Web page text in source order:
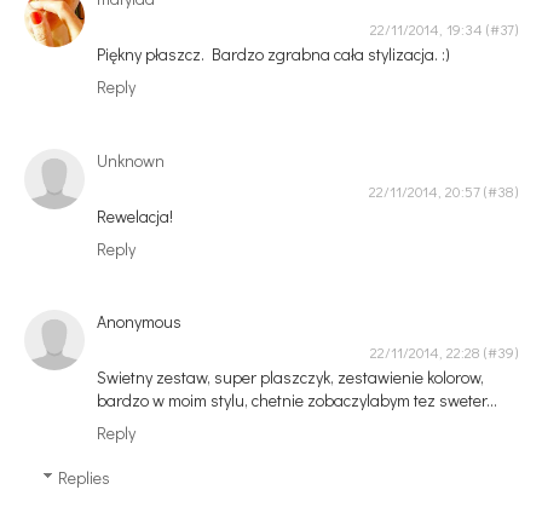
22/11/2014, 19:34
Piękny płaszcz. Bardzo zgrabna cała stylizacja. :)
Reply
Unknown
22/11/2014, 20:57
Rewelacja!
Reply
Anonymous
22/11/2014, 22:28
Swietny zestaw, super plaszczyk, zestawienie kolorow,
bardzo w moim stylu, chetnie zobaczylabym tez sweter...
Reply
Replies